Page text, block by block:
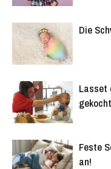
Die
Lasset
Feste
an!